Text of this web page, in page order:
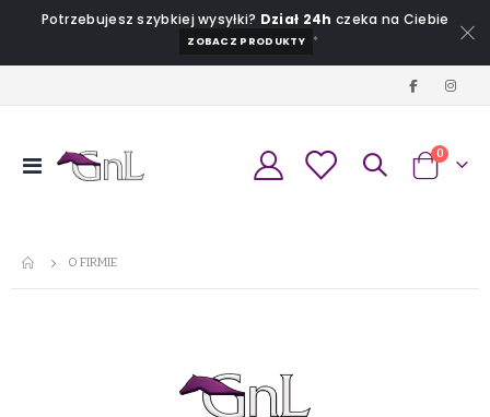
Potrzebujesz szybkiej wysyłki? Dział 24h czeka na Ciebie
ZOBACZ PRODUKTY *
Przełącznik
Koszyk
0
O FIRMIE